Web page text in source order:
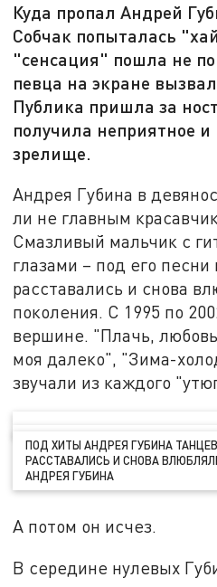
Куда пропал Андрей
Собчак попыталась
"сенсация" пошла не
певца на экране
Публика пришла за
получила неприятное
зрелище.
Андрея Губина в
ли не главным
Смазливый мальчик с
глазами – под его
расставались и снова
поколения. С 1995 по
вершине. "Плачь,
моя далеко", "Зима-
звучали из каждого
ПОД ХИТЫ АНДРЕЯ ГУБИНА
РАССТАВАЛИСЬ И СНОВА
АНДРЕЯ ГУБИНА
А потом он исчез.
В середине нулевых